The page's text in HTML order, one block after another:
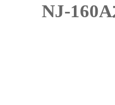
NJ-